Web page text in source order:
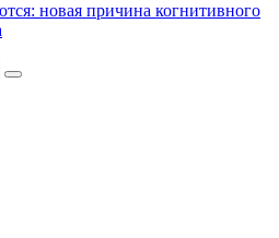
новая причина когнитивного